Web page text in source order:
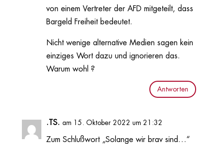
von einem Vertreter der AFD mitgeteilt, dass
Bargeld Freiheit bedeutet.
Nicht wenige alternative Medien sagen kein
einziges Wort dazu und ignorieren das.
Warum wohl ?
Antworten
.TS. am 15. Oktober 2022 um 21:32
Zum Schlußwort „Solange wir brav sind…“